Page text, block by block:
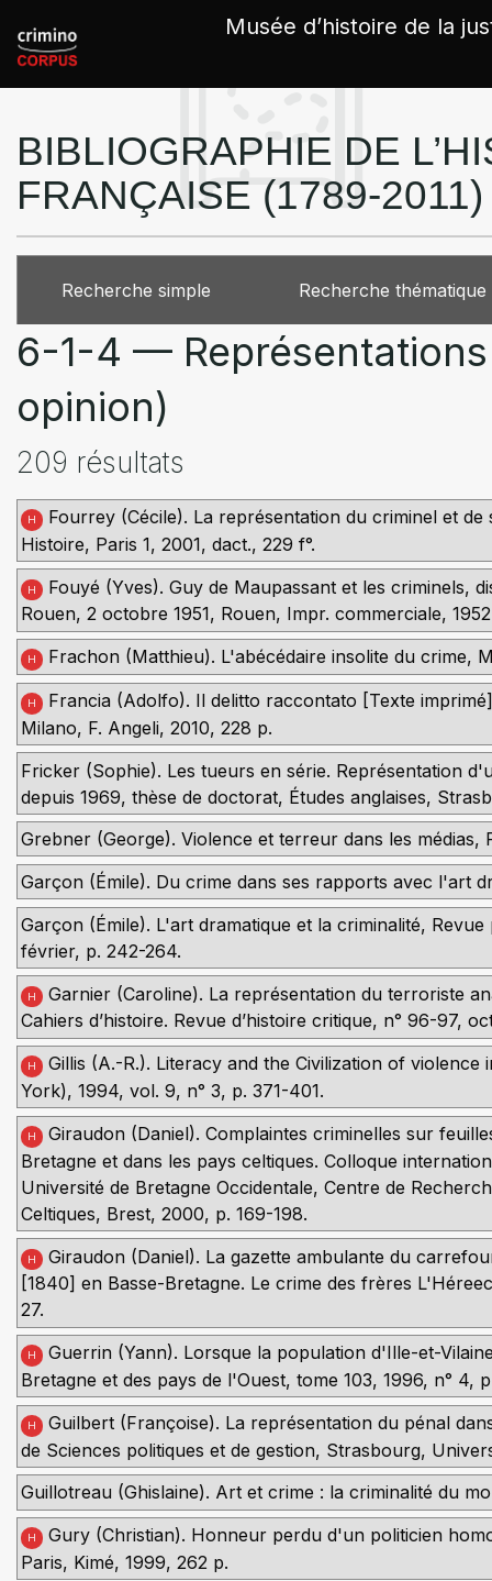
Musée d’histoire de la
BIBLIOGRAPHIE DE
FRANÇAISE (1789-2011)
Recherche simple Recherche thématique
6-1-4 —
opinion)
209 résultats
H
Fourrey (Cécile). La représentation du criminel et
Histoire, Paris 1, 2001, dact., 229 f°.
H
Fouyé (Yves). Guy de Maupassant et les criminels,
Rouen, 2 octobre 1951, Rouen, Impr. commerciale,
H Frachon (Matthieu). L'abécédaire insolite du crime,
H
Francia (Adolfo). Il delitto raccontato [Texte
Milano, F. Angeli, 2010, 228 p.
Fricker (Sophie). Les tueurs en série. Représentation
depuis 1969, thèse de doctorat, Études anglaises,
Grebner (George). Violence et terreur dans les médias,
Garçon (Émile). Du crime dans ses rapports avec l'art
Garçon (Émile). L'art dramatique et la criminalité,
février, p. 242-264.
H
Garnier (Caroline). La représentation du terroriste
Cahiers d’histoire. Revue d’histoire critique, n° 96-97,
H
Gillis (A.-R.). Literacy and the Civilization of
York), 1994, vol. 9, n° 3, p. 371-401.
H
Giraudon (Daniel). Complaintes criminelles sur
Bretagne et dans les pays celtiques. Colloque
Université de Bretagne Occidentale, Centre de
Celtiques, Brest, 2000, p. 169-198.
H
Giraudon (Daniel). La gazette ambulante du
[1840] en Basse-Bretagne. Le crime des frères
27.
H
Guerrin (Yann). Lorsque la population d'Ille-et-
Bretagne et des pays de l'Ouest, tome 103, 1996, n° 4,
H
Guilbert (Françoise). La représentation du pénal
de Sciences politiques et de gestion, Strasbourg,
Guillotreau (Ghislaine). Art et crime : la criminalité du
H
Gury (Christian). Honneur perdu d'un politicien
Paris, Kimé, 1999, 262 p.
Panneau de gestion des cookies